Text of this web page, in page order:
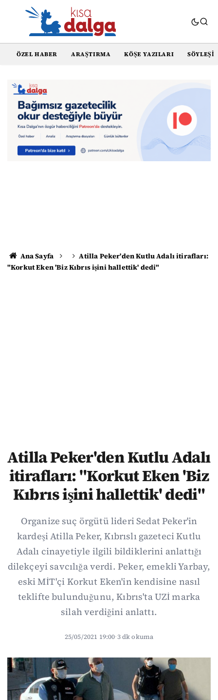
ÖZEL HABER ARAŞTIRMA KÖŞE YAZILARI SÖYLEŞI
Ana Sayfa
Atilla Peker'den Kutlu Adalı itirafları:
"Korkut Eken 'Biz Kıbrıs işini hallettik' dedi"
Atilla Peker'den Kutlu Adalı
itirafları: "Korkut Eken 'Biz
Kıbrıs işini hallettik' dedi"
Organize suç örgütü lideri Sedat Peker'in
kardeşi Atilla Peker, Kıbrıslı gazeteci Kutlu
Adalı cinayetiyle ilgili bildiklerini anlattığı
dilekçeyi savcılığa verdi. Peker, emekli Yarbay,
eski MİT'çi Korkut Eken'in kendisine nasıl
teklifte bulunduğunu, Kıbrıs'ta UZİ marka
silah verdiğini anlattı.
25/05/2021 19:00·3 dk okuma